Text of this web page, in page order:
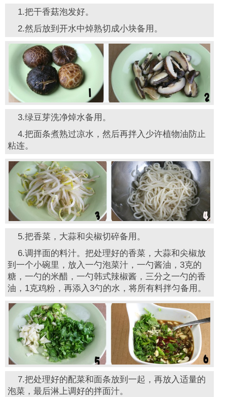
1.把干香菇泡发好。
2.然后放到开水中焯熟切成小块备用。
3.绿豆芽洗净焯水备用。
4.把面条煮熟过凉水，然后再拌入少许植物油防止
粘连。
5.把香菜，大蒜和尖椒切碎备用。
6.调拌面的料汁。把处理好的香菜，大蒜和尖椒放
到一个小碗里，放入一勺泡菜汁，一勺酱油，3克的
糖，一勺的米醋，一勺韩式辣椒酱，三分之一勺的香
油，1克鸡粉，再添入3勺的水，将所有料拌匀备用。
7.把处理好的配菜和面条放到一起，再放入适量的
泡菜，最后淋上调好的拌面汁。